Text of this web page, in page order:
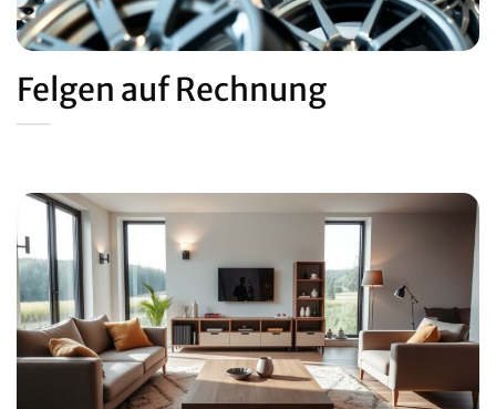
Felgen auf Rechnung